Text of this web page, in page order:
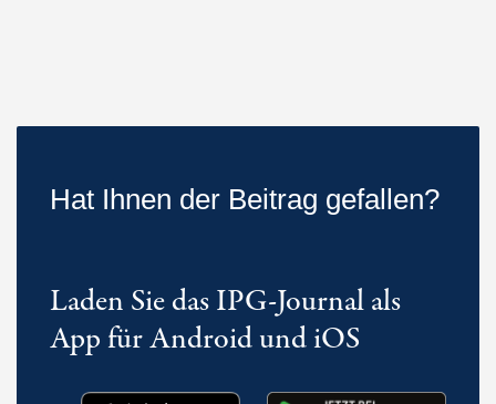
Hat Ihnen der Beitrag gefallen?
Laden Sie das IPG-Journal als
App für Android und iOS